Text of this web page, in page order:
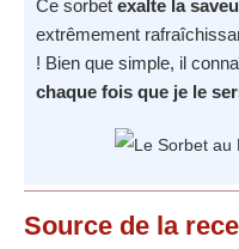
Ce sorbet exalte la
extrêmement
! Bien que simple, il
chaque fois que je le
Source de la